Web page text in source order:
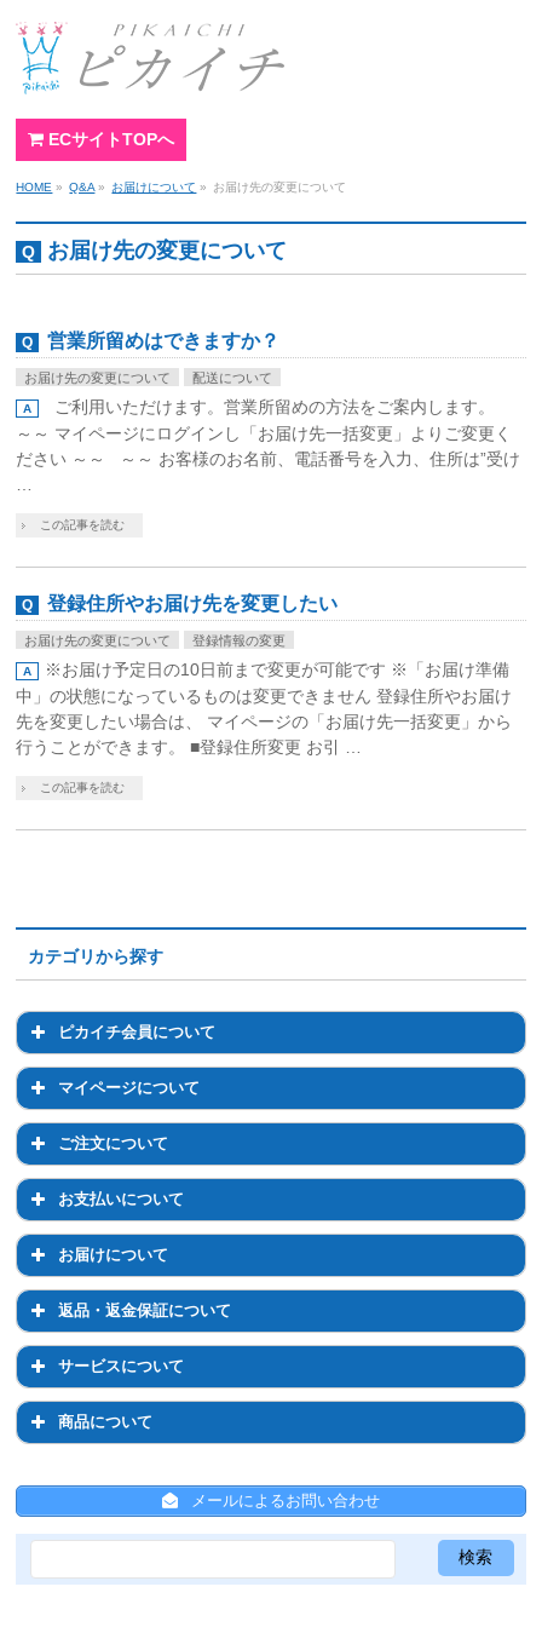
ECサイトTOPへ
HOME » Q&A » お届けについて » お届け先の変更について
お届け先の変更について
営業所留めはできますか？
お届け先の変更について 配送について
ご利用いただけます。営業所留めの方法をご案内します。
～～ マイページにログインし「お届け先一括変更」よりご変更く
ださい ～～ ～～ お客様のお名前、電話番号を入力、住所は”受け
この記事を読む
登録住所やお届け先を変更したい
お届け先の変更について 登録情報の変更
※お届け予定日の10日前まで変更が可能です ※「お届け準備
中」の状態になっているものは変更できません 登録住所やお届け
先を変更したい場合は、 マイページの「お届け先一括変更」から
行うことができます。 ■登録住所変更 お引 …
この記事を読む
カテゴリから探す
ピカイチ会員について
ピカイチ会員について
会員登録について
退会について
マイページについて
マイページについて
マイページでのお手続き
ログイン・パスワードについて
登録情報の変更
ご注文について
ご注文について
注文前のご相談について
通常購入について
定期コースについて
配送について
ひと箱割について
ひかりちゃんシールについて
お支払いについて
お支払いについて
お支払い方法について
お支払い方法の変更について
お届けについて
お届けについて
お届け先の変更について
お届け日時・周期の変更
返品・返金保証について
返品・返金保証について
返品について
サービスについて
サービスについて
ひと箱割について
商品について
スキンケア全般について
メールによるお問い合わせ